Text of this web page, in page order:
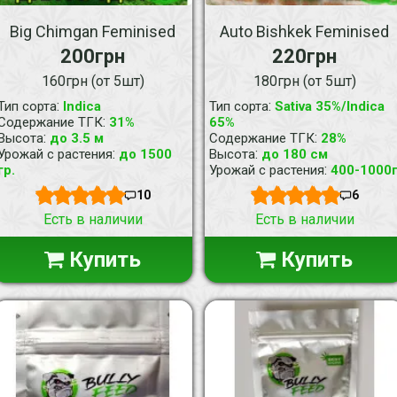
Big Chimgan Feminised
200грн
160грн (от 5шт)
сорта: Indica
ТГК: 31%
: до 3.5 м
с растения: до 1500
10
Есть в наличии
Купить
Auto Bishkek Feminised
220грн
180грн (от 5шт)
Тип сорта: Sativa 35%/Indica
65%
Содержание ТГК: 28%
Высота: до 180 см
Урожай с растения: 400-1000г
6
Есть в наличии
Купить